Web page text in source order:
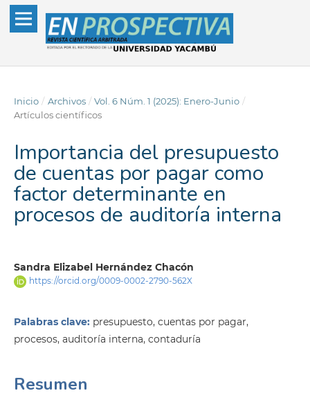
Inicio / Archivos / Vol. 6 Núm. 1 (2025): Enero-Junio /
Artículos científicos
Importancia del presupuesto
de cuentas por pagar como
factor determinante en
procesos de auditoría interna
Sandra Elizabel Hernández Chacón
https://orcid.org/0009-0002-2790-562X
Palabras clave: presupuesto, cuentas por pagar,
procesos, auditoría interna, contaduría
Resumen